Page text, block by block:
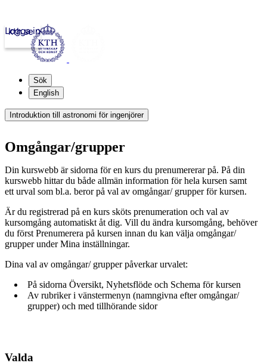
kth.se
Logga in
Sök
English
Introduktion till astronomi för ingenjörer
Omgångar/grupper
Din kurswebb är sidorna för en kurs du prenumererar på. På din
kurswebb hittar du både allmän information för hela kursen samt
ett urval som bl.a. beror på val av omgångar/ grupper för kursen.
Är du registrerad på en kurs sköts prenumeration och val av
kursomgång automatiskt åt dig. Vill du ändra kursomgång, behöver
du först Prenumerera på kursen innan du kan välja omgångar/
grupper under Mina inställningar.
Dina val av omgångar/ grupper påverkar urvalet:
På sidorna Översikt, Nyhetsflöde och Schema för kursen
Av rubriker i vänstermenyn (namngivna efter omgångar/
grupper) och med tillhörande sidor
Valda